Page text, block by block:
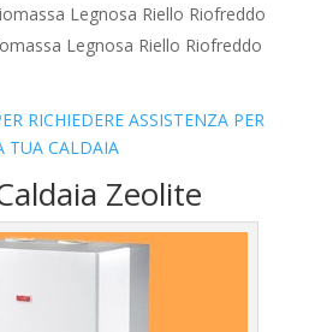
Legnosa Riello Riofreddo
Legnosa Riello Riofreddo
RICHIEDERE ASSISTENZA PER
TUA CALDAIA
Zeolite